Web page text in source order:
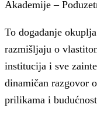
Akademije –
To događanje
razmišljaju o
institucija i sve
dinamičan razgovor
prilikama i